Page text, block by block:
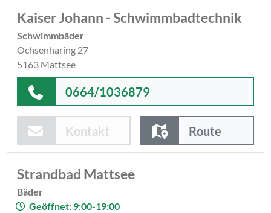
Kaiser Johann - Schwimmbadtechnik
Schwimmbäder
Ochsenharing 27
5163 Mattsee
0664/1036879
Kontakt Route
Strandbad Mattsee
Bäder
Geöffnet: 9:00-19:00